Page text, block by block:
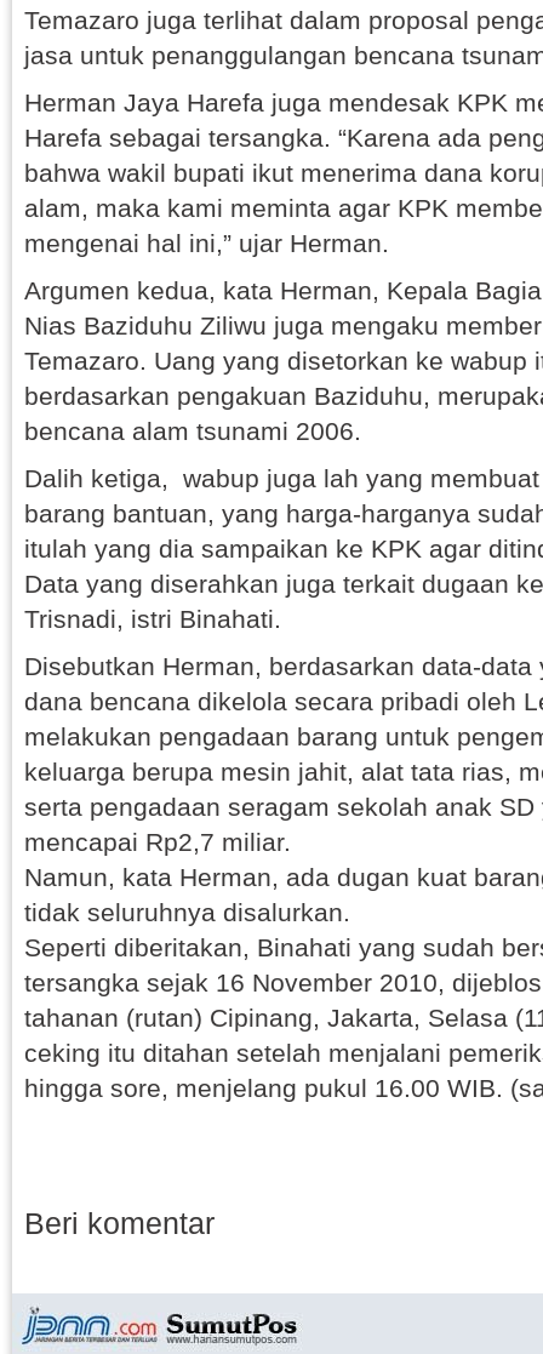
Temazaro juga terlihat dalam proposal
jasa untuk penanggulangan bencana
Herman Jaya Harefa juga mendesak KPK
Harefa sebagai tersangka. “Karena ada
bahwa wakil bupati ikut menerima dana
alam, maka kami meminta agar KPK
mengenai hal ini,” ujar Herman.
Argumen kedua, kata Herman, Kepala
Nias Baziduhu Ziliwu juga mengaku
Temazaro. Uang yang disetorkan ke wabup
berdasarkan pengakuan Baziduhu,
bencana alam tsunami 2006.
Dalih ketiga, wabup juga lah yang
barang bantuan, yang harga-harganya
itulah yang dia sampaikan ke KPK agar
Data yang diserahkan juga terkait dugaan
Trisnadi, istri Binahati.
Disebutkan Herman, berdasarkan data-
dana bencana dikelola secara pribadi oleh
melakukan pengadaan barang untuk
keluarga berupa mesin jahit, alat tata rias,
serta pengadaan seragam sekolah anak
mencapai Rp2,7 miliar.
Namun, kata Herman, ada dugan kuat
tidak seluruhnya disalurkan.
Seperti diberitakan, Binahati yang sudah
tersangka sejak 16 November 2010,
tahanan (rutan) Cipinang, Jakarta, Selasa
ceking itu ditahan setelah menjalani
hingga sore, menjelang pukul 16.00 WIB.
Beri komentar